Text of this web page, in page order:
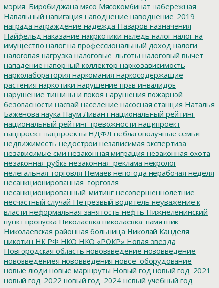
мэрия_Биробиджана мясо Мясокомбинат набережная
Навальный навигация наводнение наводнение_2019
награда награждение надежда Назаров назначения
Найфельд наказание накркотики наледь налог налог на
имущество налог на профессиональный доход налоги
налоговая нагрузка налоговые_льготы налоговый вычет
нападение напорный коллектор наркозависимость
нарколаборатория наркомания наркосодержащие
растения наркотики нарушение прав инвалидов
нарушение тишины и покоя нарушения пожарной
безопасности насвай население насосная станция Наталья
Баженова наука Наум Ливант национальный рейтинг
национальный рейтинг тревожности наципроект
нацпроект нацпроекты НДФЛ неблагополучные семьи
недвижимость недострои независимая экспертиза
независимые сми незаконная миграция незаконная охота
незаконная рубка незаконная_реклама некролог
нелегальная торговля Немаев непогода нерабочая неделя
несанкционированная_торговля
несанкционированный_митинг несовершеннолетние
несчастный случай Нетрезвый водитель неуважение к
власти неформальная занятость нефть Нижнеленинский
пункт пропуска Николаевка николаевка_памятник
Николаевская районная больница Николай Канделя
никотин НК РФ НКО НКО «РОКР» Новая звезда
Новгородская область нововвведение нововведение
нововведениея нововведения новое_оборудование
новые люди новые маршруты Новый год новый год_2021
новый год_2022 новый год_2024 новый учебный год